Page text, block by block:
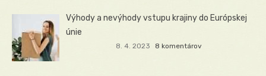
Výhody a nevýhody vstupu krajiny do Európskej
únie
8. 4. 2023 8 komentárov